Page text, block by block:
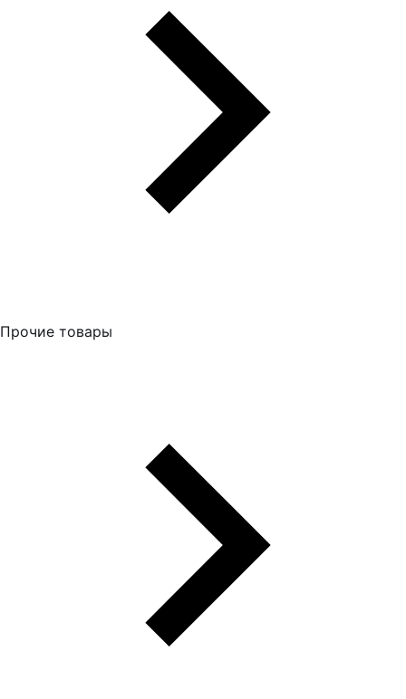
Прочие товары